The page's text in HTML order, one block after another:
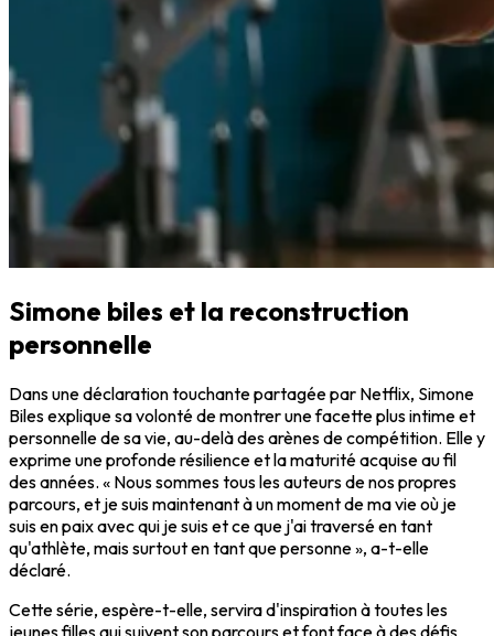
Simone biles et la reconstruction
personnelle
Dans une déclaration touchante partagée par Netflix, Simone
Biles explique sa volonté de montrer une facette plus intime et
personnelle de sa vie, au-delà des arènes de compétition. Elle y
exprime une profonde résilience et la maturité acquise au fil
des années. « Nous sommes tous les auteurs de nos propres
parcours, et je suis maintenant à un moment de ma vie où je
suis en paix avec qui je suis et ce que j'ai traversé en tant
qu'athlète, mais surtout en tant que personne », a-t-elle
déclaré.
Cette série, espère-t-elle, servira d'inspiration à toutes les